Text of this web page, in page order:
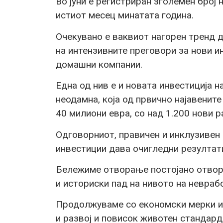
истиот месец минатата година.
Очекувано е ваквиот нагорен
на интензивните преговори за нови
домашни компании.
Една од нив е и новата инвестиција
неодамна, која од првично
40 милиони евра, со над 1.200 нови
Одговорниот, правичен и
инвестиции дава очигледни
Бележиме отворање постојано
и историски пад на нивото на
Продолжуваме со економски мерки
и развој и повисок животен